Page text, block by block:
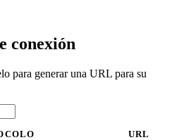
conexión
para generar una URL para su
URL